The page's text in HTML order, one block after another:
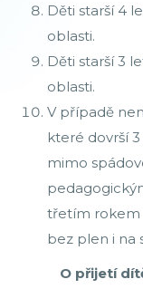
Děti starší 4
oblasti.
Děti starší 3
oblasti.
V případě
které dovrší
mimo
třetím rokem
bez plen i na
O přijetí